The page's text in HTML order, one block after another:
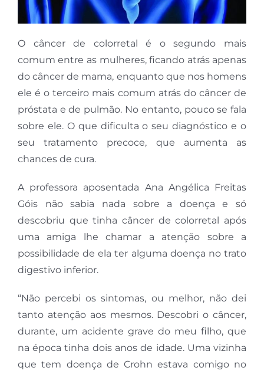
O câncer de colorretal é o segundo mais
comum entre as mulheres, ficando atrás apenas
do câncer de mama, enquanto que nos homens
ele é o terceiro mais comum atrás do câncer de
próstata e de pulmão. No entanto, pouco se fala
sobre ele. O que dificulta o seu diagnóstico e o
seu tratamento precoce, que aumenta as
chances de cura.
A professora aposentada Ana Angélica Freitas
Góis não sabia nada sobre a doença e só
descobriu que tinha câncer de colorretal após
uma amiga lhe chamar a atenção sobre a
possibilidade de ela ter alguma doença no trato
digestivo inferior.
“Não percebi os sintomas, ou melhor, não dei
tanto atenção aos mesmos. Descobri o câncer,
durante, um acidente grave do meu filho, que
na época tinha dois anos de idade. Uma vizinha
que tem doença de Crohn estava comigo no